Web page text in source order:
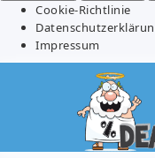
Cookie-Richtlinie
Impressum